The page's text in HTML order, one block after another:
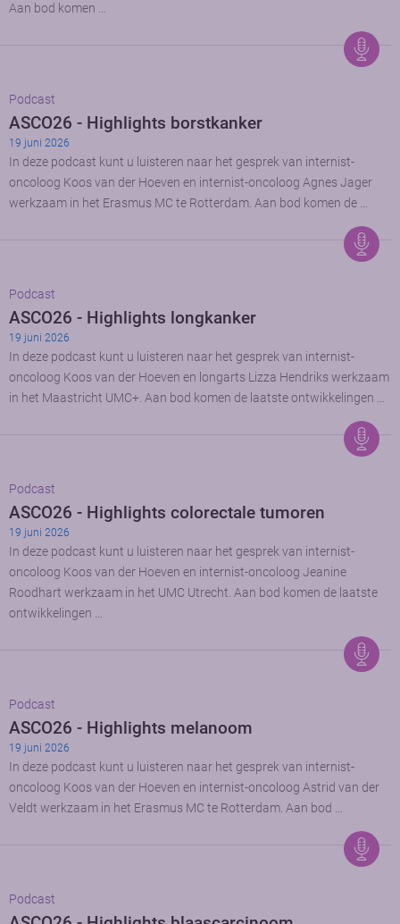
Aan bod komen …
Podcast
ASCO26 - Highlights borstkanker
19 juni 2026
In deze podcast kunt u luisteren naar het gesprek van internist-
oncoloog Koos van der Hoeven en internist-oncoloog Agnes Jager
werkzaam in het Erasmus MC te Rotterdam. Aan bod komen de …
Podcast
ASCO26 - Highlights longkanker
19 juni 2026
In deze podcast kunt u luisteren naar het gesprek van internist-
oncoloog Koos van der Hoeven en longarts Lizza Hendriks werkzaam
in het Maastricht UMC+. Aan bod komen de laatste ontwikkelingen …
Podcast
ASCO26 - Highlights colorectale tumoren
19 juni 2026
In deze podcast kunt u luisteren naar het gesprek van internist-
oncoloog Koos van der Hoeven en internist-oncoloog Jeanine
Roodhart werkzaam in het UMC Utrecht. Aan bod komen de laatste
ontwikkelingen …
Podcast
ASCO26 - Highlights melanoom
19 juni 2026
In deze podcast kunt u luisteren naar het gesprek van internist-
oncoloog Koos van der Hoeven en internist-oncoloog Astrid van der
Veldt werkzaam in het Erasmus MC te Rotterdam. Aan bod …
Podcast